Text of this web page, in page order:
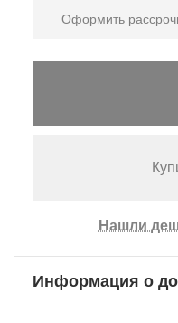
Оформить
Нашли
Информация о